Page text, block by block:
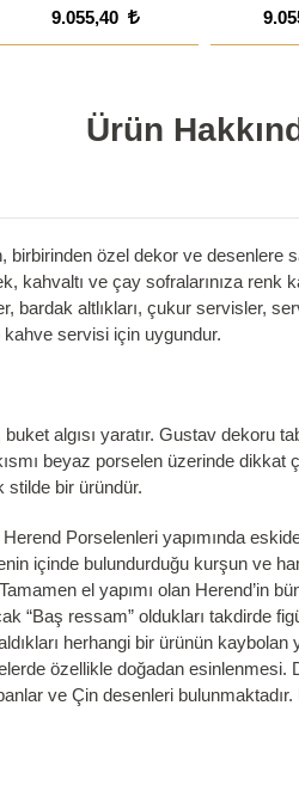
9.055,40
Ürün
özel dekor ve desenlere
kahvaltı ve çay sofralarınıza renk
bardak altlıkları, çukur servisler,
servisi için uygundur.
algısı yaratır. Gustav dekoru
beyaz porselen üzerinde dikkat
stilde bir üründür.
Porselenleri yapımında
içinde bulundurduğu kurşun ve
el yapımı olan Herend’in
“Baş ressam” oldukları takdirde
herhangi bir ürünün
özellikle doğadan
ve Çin desenleri